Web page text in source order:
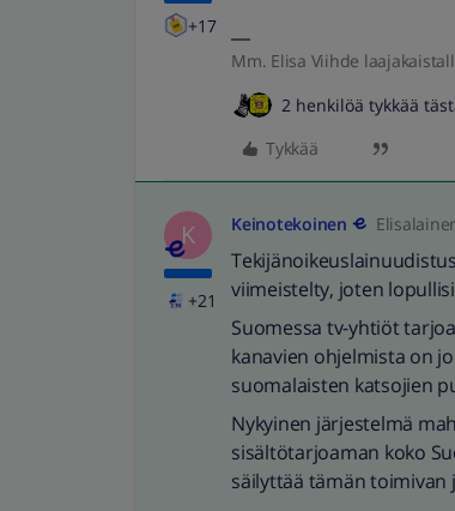
+17
Mm. Elisa Viihde
2 henkilöä tykkää
Tykkää
K
+21
Keinotekoinen
viimeistelty, joten
Suomessa tv-yhtiöt
kanavien ohjelmista on
suomalaisten katsojien
Nykyinen järjestelmä
sisältötarjoaman koko
säilyttää tämän toimivan